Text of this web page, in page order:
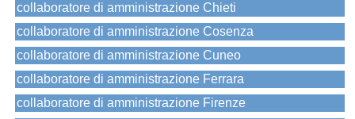
collaboratore di amministrazione Chieti
collaboratore di amministrazione Cosenza
collaboratore di amministrazione Cuneo
collaboratore di amministrazione Ferrara
collaboratore di amministrazione Firenze